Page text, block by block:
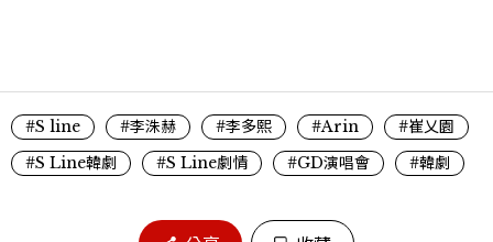
#S line #李洙赫 #李多熙 #Arin
#崔乂園
#S Line韓劇
#S Line劇情 #GD演唱會 #韓劇